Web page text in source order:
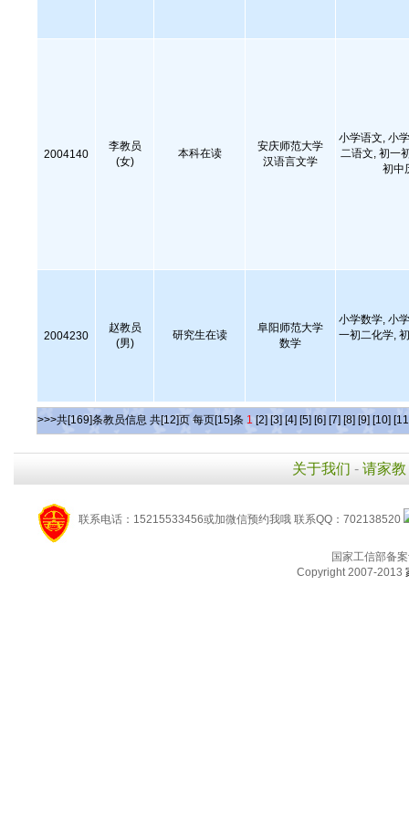
2004140
李教员
(女)
本科在读
安庆师范大学
汉语言文学
小学语文, 小
二语文, 初一
初中
2004230
赵教员
(男)
研究生在读
阜阳师范大学
数学
小学数学, 小
一初二化学,
>>>共[169]条教员信息 共[12]页 每页[15]条 1 [2] [3] [4] [5] [6] [7] [8] [9] [10]
关于我们 - 请家教
联系电话：15215533456或加微信预约我哦 联系QQ：702138520
国家工信部备
Copyright 2007-2013